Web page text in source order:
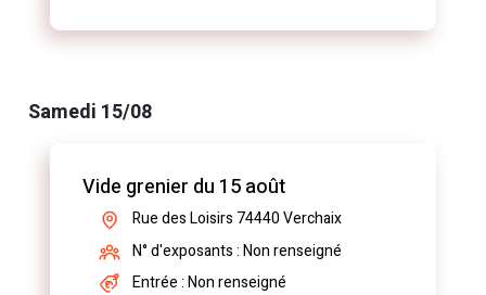
Samedi 15/08
Vide grenier du 15 août
Rue des Loisirs 74440 Verchaix
N° d'exposants : Non renseigné
Entrée : Non renseigné